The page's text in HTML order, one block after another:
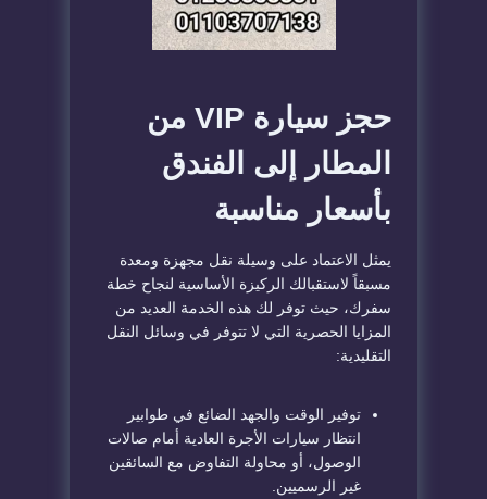
حجز سيارة VIP من
المطار إلى الفندق
بأسعار مناسبة
يمثل الاعتماد على وسيلة نقل مجهزة ومعدة
مسبقاً لاستقبالك الركيزة الأساسية لنجاح خطة
سفرك، حيث توفر لك هذه الخدمة العديد من
المزايا الحصرية التي لا تتوفر في وسائل النقل
التقليدية:
توفير الوقت والجهد الضائع في طوابير
انتظار سيارات الأجرة العادية أمام صالات
الوصول، أو محاولة التفاوض مع السائقين
غير الرسميين.